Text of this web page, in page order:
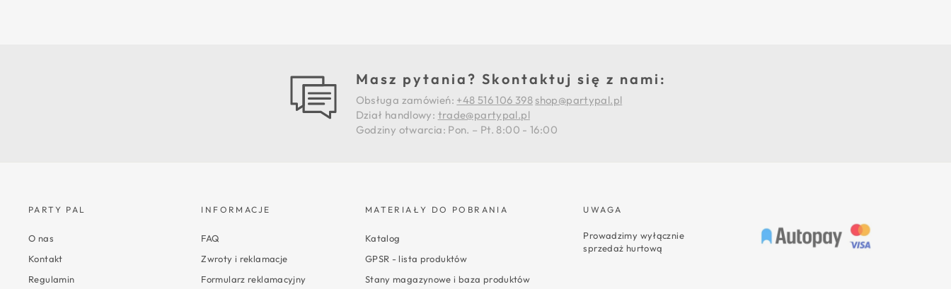
Masz pytania? Skontaktuj się z nami:
Obsługa zamówień: +48 516 106 398 shop@partypal.pl
Dział handlowy: trade@partypal.pl
Godziny otwarcia: Pon. – Pt. 8:00 - 16:00
PARTY PAL
O nas
Kontakt
Regulamin
INFORMACJE
FAQ
Zwroty i reklamacje
Formularz reklamacyjny
MATERIAŁY DO POBRANIA
Katalog
GPSR - lista produktów
Stany magazynowe i baza produktów
UWAGA
Prowadzimy wyłącznie
sprzedaż hurtową